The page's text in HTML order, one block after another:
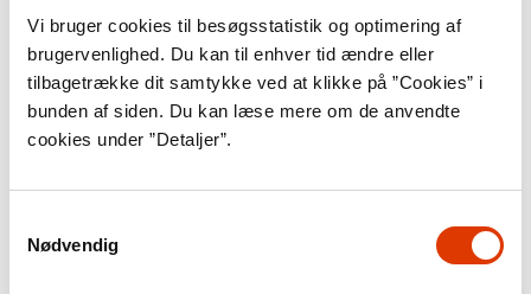
Vi bruger cookies til besøgsstatistik og optimering af
brugervenlighed. Du kan til enhver tid ændre eller
tilbagetrække dit samtykke ved at klikke på ”Cookies” i
bunden af siden. Du kan læse mere om de anvendte
cookies under ”Detaljer”.
Nødvendig
borgerne om en sund livsstil, at
påvirke uddannelsen af
sundhedspersonale og lægge planer for
sundhedsvæsenet, så det fungerer